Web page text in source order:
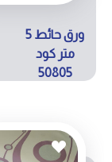
ورق حائط 5
متر كود
50805